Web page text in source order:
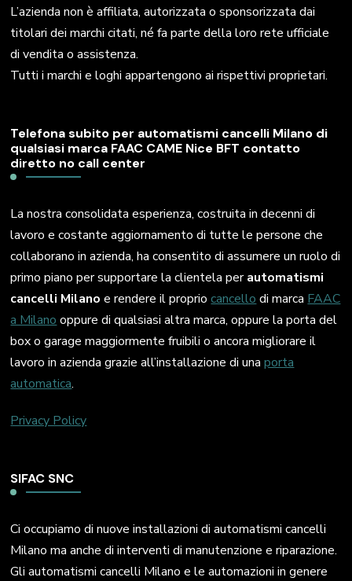
L’azienda non è affiliata, autorizzata o sponsorizzata dai
titolari dei marchi citati, né fa parte della loro rete ufficiale
di vendita o assistenza.
Tutti i marchi e loghi appartengono ai rispettivi proprietari.
Telefona subito per automatismi cancelli Milano di
qualsiasi marca FAAC CAME Nice BFT contatto
diretto no call center
La nostra consolidata esperienza, costruita in decenni di
lavoro e costante aggiornamento di tutte le persone che
collaborano in azienda, ha consentito di assumere un ruolo di
primo piano per supportare la clientela perautomatismi
cancelli Milano e rendere il propriocancello di marca FAAC
a Milano oppure di qualsiasi altra marca, oppure la porta del
box o garage maggiormente fruibili o ancora migliorare il
lavoro in azienda grazie all’installazione di unaporta
automatica.
Privacy Policy
SIFAC SNC
Ci occupiamo di nuove installazioni di automatismi cancelli
Milano ma anche di interventi di manutenzione e riparazione.
Gli automatismi cancelli Milano e le automazioni in genere